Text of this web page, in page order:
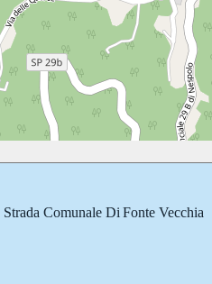
Strada Comunale Di Fonte Vecchia